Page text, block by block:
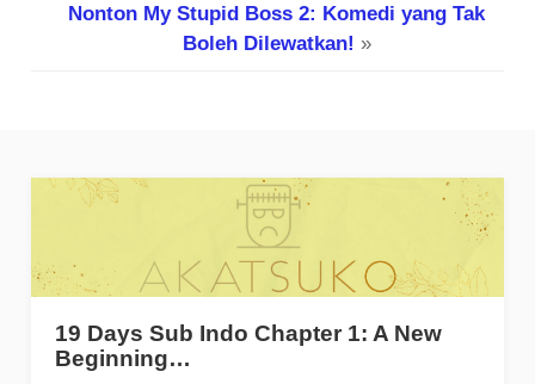
Nonton My Stupid Boss 2: Komedi yang Tak
Boleh Dilewatkan! »
19 Days Sub Indo Chapter 1: A New
Beginning…